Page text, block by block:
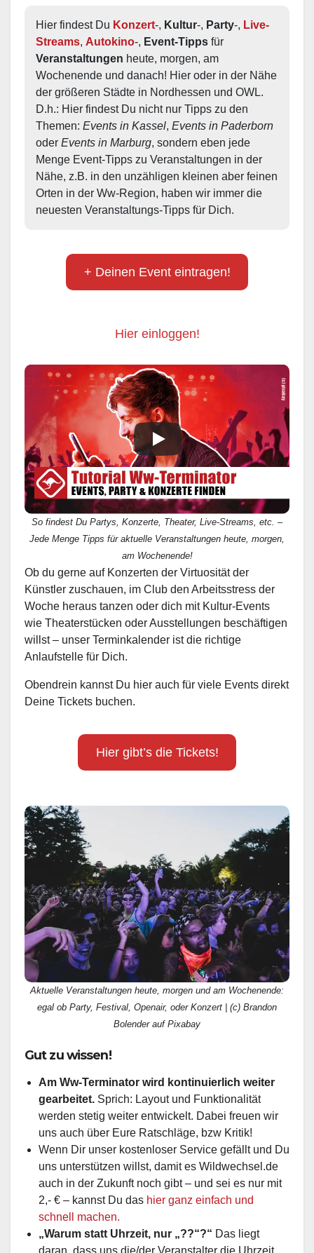
Hier findest Du Konzert-, Kultur-, Party-, Live-
Streams, Autokino-, Event-Tipps
Veranstaltungen heute, morgen, am
Wochenende und danach! Hier oder in der Nähe
der größeren Städte in Nordhessen und OWL.
D.h.: Hier findest Du nicht nur Tipps zu den
Themen: Events in Kassel, Events in Paderborn
oder Events in Marburg, sondern eben jede
Menge Event-Tipps zu Veranstaltungen in der
Nähe, z.B. in den unzähligen kleinen aber feinen
Orten in der Ww-Region, haben wir immer die
neuesten Veranstaltungs-Tipps für Dich.
+ Deinen Event eintragen!
Hier einloggen!
So findest Du Partys, Konzerte, Theater, Live-Streams, etc. –
Jede Menge Tipps für aktuelle Veranstaltungen heute, morgen,
am Wochenende!
Ob du gerne auf Konzerten der Virtuosität der
Künstler zuschauen, im Club den Arbeitsstress der
Woche heraus tanzen oder dich mit Kultur-Events
wie Theaterstücken oder Ausstellungen beschäftigen
willst – unser Terminkalender ist die richtige
Anlaufstelle für Dich.
Obendrein kannst Du hier auch für viele Events direkt
Deine Tickets buchen.
Hier gibt’s die Tickets!
Aktuelle Veranstaltungen heute, morgen und am Wochenende:
egal ob Party, Festival, Openair, oder Konzert | (c) Brandon
Bolender auf Pixabay
Gut zu wissen!
Am Ww-Terminator wird kontinuierlich weiter
gearbeitet. Sprich: Layout und Funktionalität
werden stetig weiter entwickelt. Dabei freuen wir
uns auch über Eure Ratschläge, bzw Kritik!
Wenn Dir unser kostenloser Service gefällt und Du
uns unterstützen willst, damit es Wildwechsel.de
auch in der Zukunft noch gibt – und sei es nur mit
2,- € – kannst Du das hier ganz einfach und
schnell machen.
„Warum statt Uhrzeit, nur „??“?“ Das liegt
daran, dass uns die/der Veranstalter die Uhrzeit